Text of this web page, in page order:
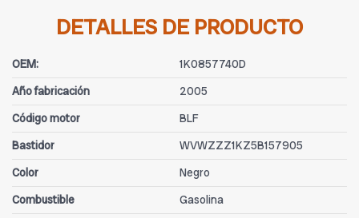
DETALLES DE PRODUCTO
OEM:
1K0857740D
Año fabricación
2005
Código motor
BLF
Bastidor
WVWZZZ1KZ5B157905
Color
Negro
Combustible
Gasolina